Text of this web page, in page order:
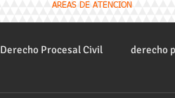
AREAS DE ATENCION
Derecho Procesal Civil derecho